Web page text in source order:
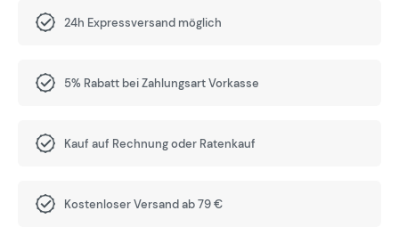
24h Expressversand möglich
5% Rabatt bei Zahlungsart Vorkasse
Kauf auf Rechnung oder Ratenkauf
Kostenloser Versand ab 79 €